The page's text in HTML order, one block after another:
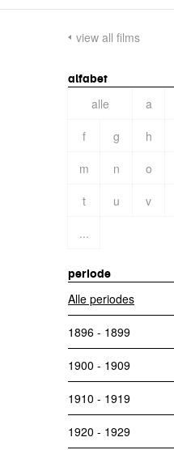
view all films
alfabet
alle a
f
g h
m
n o
t
u v
...
periode
Alle periodes
1896 - 1899
1900 - 1909
1910 - 1919
1920 - 1929